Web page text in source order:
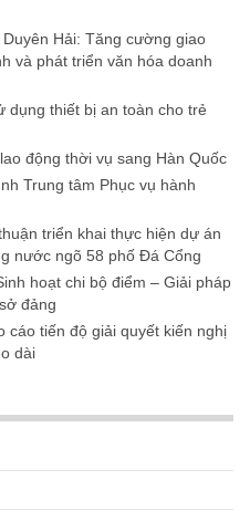
Hải: Tăng cường giao
và phát triển văn hóa doanh
dụng thiết bị an toàn cho trẻ
động thời vụ sang Hàn Quốc
Trung tâm Phục vụ hành
triển khai thực hiện dự án
nước ngõ 58 phố Đá Cổng
hoạt chi bộ điểm – Giải pháp
đảng
cáo tiến độ giải quyết kiến nghị
dài